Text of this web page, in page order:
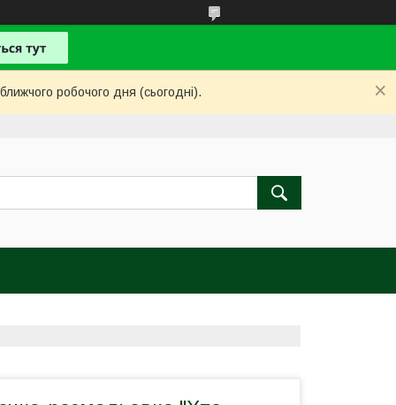
робочого дня (сьогодні).